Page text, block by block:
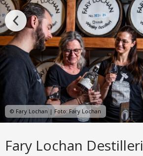
© Fary Lochan | Foto: Fary Lochan
Fary Lochan Destilleri